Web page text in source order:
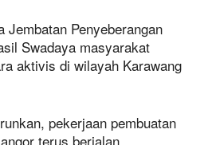
Jembatan Penyeberangan
Swadaya masyarakat
aktivis di wilayah Karawang
pekerjaan pembuatan
terus berjalan.